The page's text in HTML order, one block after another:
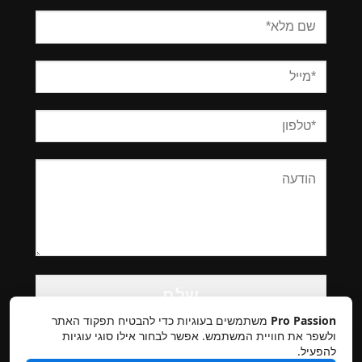
Please
leave
this
field
empty.
Pro Passion משתמשים בעוגיות כדי להבטיח תפקוד האתר
ולשפר את חוויית המשתמש. אפשר לבחור אילו סוגי עוגיות
להפעיל.